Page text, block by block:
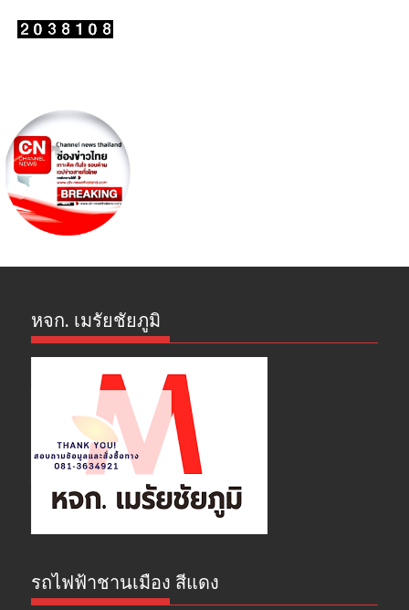
หจก. เมรัยชัยภูมิ
รถไฟฟ้าชานเมือง สีแดง